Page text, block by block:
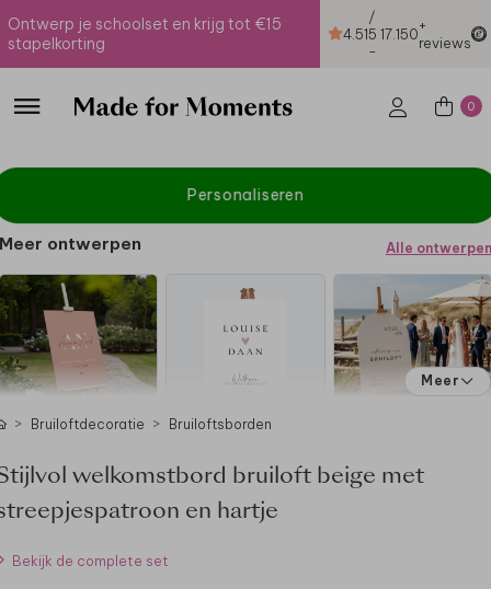
Ontwerp je schoolset en krijg tot €15
stapelkorting
4.51
/
5
-
17.150+
reviews
0
Personaliseren
Meer ontwerpen Alle ontwerpen
Meer
Bruiloftdecoratie Bruiloftsborden
welkomstbord bruiloft beige met
en hartje
Bekijk de complete set